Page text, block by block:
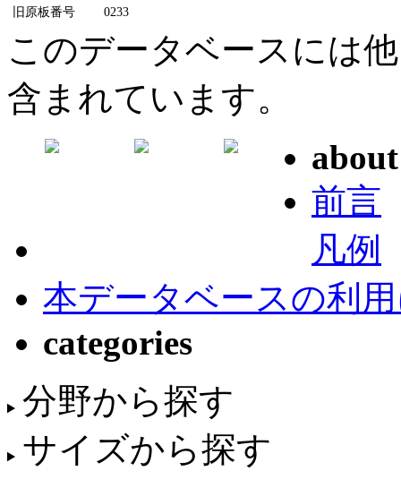
旧原板番号
0233
このデータベースには
含まれています。
about
前言
凡例
本データベースの利
categories
分野から探す
サイズから探す